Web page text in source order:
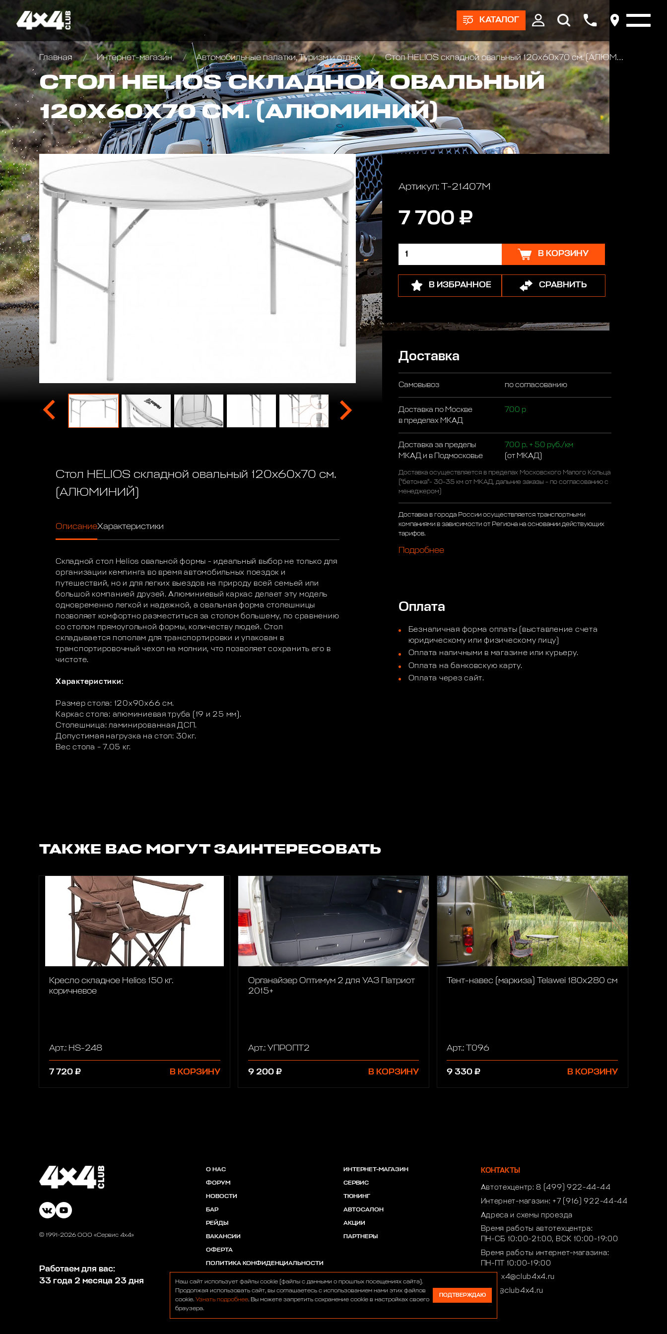
КАТАЛОГ
Главная Интернет-магазин Автомобильные палатки, Туризм и отдых Стол HELIOS складной овальный 120х60х70 см. (АЛЮМИНИЙ)
СТОЛ HELIOS СКЛАДНОЙ ОВАЛЬНЫЙ
120Х60Х70 СМ. (АЛЮМИНИЙ)
Стол HELIOS складной овальный 120х60х70 см.
(АЛЮМИНИЙ)
ОписаниеХарактеристики
Складной стол Helios овальной формы - идеальный выбор не только для
организации кемпинга во время автомобильных поездок и
путешествий, но и для легких выездов на природу всей семьей или
большой компанией друзей. Алюминиевый каркас делает эту модель
одновременно легкой и надежной, а овальная форма столешницы
позволяет комфортно разместиться за столом большему, по сравнению
со столом прямоугольной формы, количеству людей. Стол
складывается пополам для транспортировки и упакован в
транспортировочный чехол на молнии, что позволяет сохранить его в
чистоте.
Характеристики:
Размер стола: 120х90х66 см.
Каркас стола: алюминиевая труба (19 и 25 мм).
Столешница: ламинированная ДСП.
Допустимая нагрузка на стол: 30кг.
Вес стола – 7.05 кг.
Артикул: Т-21407M
7 700 ₽
В КОРЗИНУ
В ИЗБРАННОЕ СРАВНИТЬ
Доставка
Самовывоз по согласованию
Доставка по Москве
в пределах МКАД
700 р
Доставка за пределы
МКАД и в Подмосковье
700 р. + 50 руб./км
(от МКАД)
Доставка осуществляется в пределах Московского Малого Кольца
("бетонка"- 30-35 км от МКАД, дальние заказы - по согласованию с
менеджером)
Доставка в города России осуществляется транспортными
компаниями в зависимости от Региона на основании действующих
тарифов.
Подробнее
Оплата
Безналичная форма оплаты (выставление счета
юридическому или физическому лицу)
Оплата наличными в магазине или курьеру.
Оплата на банковскую карту.
Оплата через сайт.
ТАКЖЕ ВАС МОГУТ ЗАИНТЕРЕСОВАТЬ
Кресло складное Helios 150 кг.
коричневое
Арт.: HS-248
7 720 ₽ В КОРЗИНУ
Органайзер Оптимум 2 для УАЗ Патриот
2015+
Арт.: УПРОПТ2
9 200 ₽ В КОРЗИНУ
Тент-навес (маркиза) Telawei 180х280 см
Арт.: T096
9 330 ₽ В КОРЗИНУ
© 1991-2026 ООО «Сервис 4х4»
Работаем для вас:
33 года 2 месяца 23 дня
О НАС
ФОРУМ
НОВОСТИ
БАР
РЕЙДЫ
ВАКАНСИИ
ОФЕРТА
ПОЛИТИКА КОНФИДЕНЦИАЛЬНОСТИ
ИНТЕРНЕТ-МАГАЗИН
СЕРВИС
ТЮНИНГ
АВТОСАЛОН
АКЦИИ
ПАРТНЕРЫ
КОНТАКТЫ
Автотехцентр:8 (499) 922-44-44
Интернет-магазин: +7 (916) 922-44-44
Адреса и схемы проезда
Время работы автотехцентра:
ПН-СБ 10:00-21:00, ВСК 10:00-19:00
Время работы интернет-магазина:
ПН-ПТ 10:00-19:00
club4x4@club4x4.ru
shop@club4x4.ru
Наш сайт использует файлы cookie (файлы с данными о прошлых посещениях сайта).
Продолжая использовать сайт, вы соглашаетесь с использованием нами этих файлов
cookie. Узнать подробнее. Вы можете запретить сохранение cookie в настройках своего
браузера.
ПОДТВЕРЖДАЮ